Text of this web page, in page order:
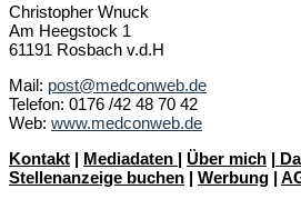
Christopher Wnuck
Am Heegstock 1
61191 Rosbach v.d.H
Mail: post@medconweb.de
Telefon: 0176 /42 48 70 42
Web: www.medconweb.de
Kontakt | Mediadaten | Über mich |
Stellenanzeige buchen | Werbung |